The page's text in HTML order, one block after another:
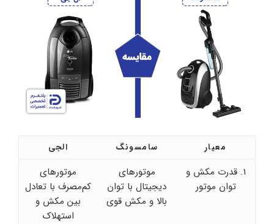
معیار سامسونگ الجی
1. قدرت مکش و
توان موتور
موتورهای
دیجیتال با توان
بالا و مکش قوی
موتورهای
کم‌مصرف با تعادل
بین مکش و
استهلاک